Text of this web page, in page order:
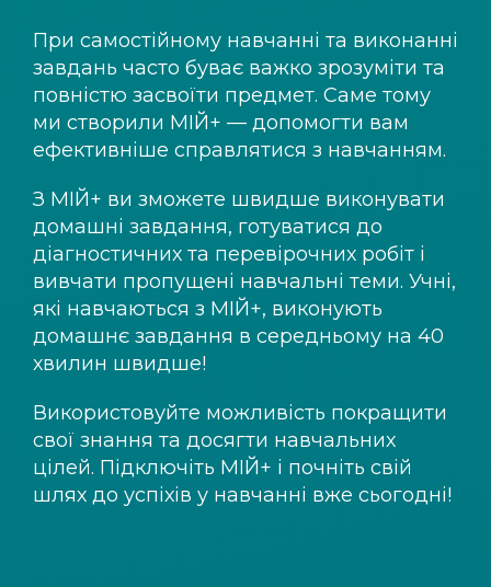
При самостійному навчанні та виконанні
завдань часто буває важко зрозуміти та
повністю засвоїти предмет. Саме тому
ми створили МІЙ+ — допомогти вам
ефективніше справлятися з навчанням.
З МІЙ+ ви зможете швидше виконувати
домашні завдання, готуватися до
діагностичних та перевірочних робіт і
вивчати пропущені навчальні теми. Учні,
які навчаються з МІЙ+, виконують
домашнє завдання в середньому на 40
хвилин швидше!
Використовуйте можливість покращити
свої знання та досягти навчальних
цілей. Підключіть МІЙ+ і почніть свій
шлях до успіхів у навчанні вже сьогодні!